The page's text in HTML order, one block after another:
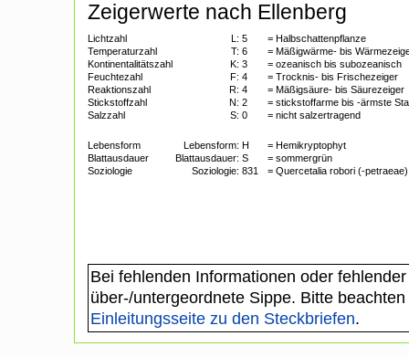
Zeigerwerte nach Ellenberg
Lichtzahl L: 5
= Halbschattenpflanze
Temperaturzahl
T: 6
= Mäßigwärme- bis
Kontinentalitätszahl
K: 3
= ozeanisch bis subozeanisch
Feuchtezahl
F: 4
= Trocknis- bis Frischezeiger
Reaktionszahl
R: 4
= Mäßigsäure- bis Säurezeiger
Stickstoffzahl
N: 2
= stickstoffarme bis -ärmste
Salzzahl
S: 0 = nicht salzertragend
Lebensform Lebensform: H
= Hemikryptophyt
Blattausdauer
Blattausdauer: S
= sommergrün
Soziologie
Soziologie: 831 = Quercetalia robori (-petraeae)
Bei fehlenden Informationen oder
über-/untergeordnete Sippe. Bitte
Einleitungsseite zu den Steckbriefen.